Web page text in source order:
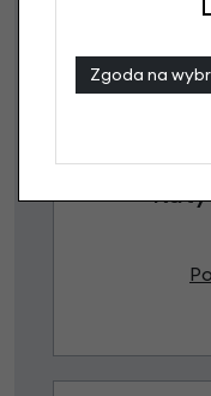
1,00
od
Zgoda na